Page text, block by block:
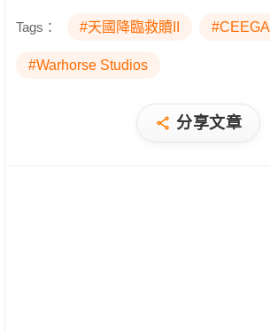
Tags： #天國降臨救贖II #CEEGA
#Warhorse Studios
分享文章